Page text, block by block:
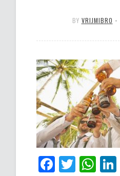
BY VRIJMIBRO •
Facebook
Twitter